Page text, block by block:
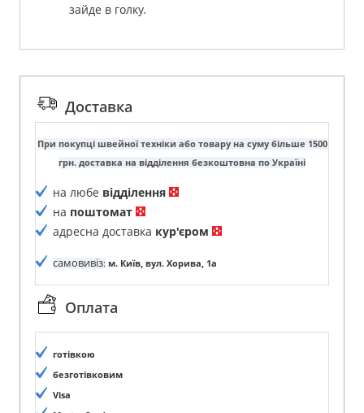
зайде в голку.
Доставка
При покупці швейної техніки або товару на суму більше 1500
грн. доставка на відділення безкоштовна по Україні
на любе відділення
на поштомат
адресна доставка кур'єром
самовивіз: м. Київ, вул. Хорива, 1а
Оплата
готівкою
безготівковим
Visa